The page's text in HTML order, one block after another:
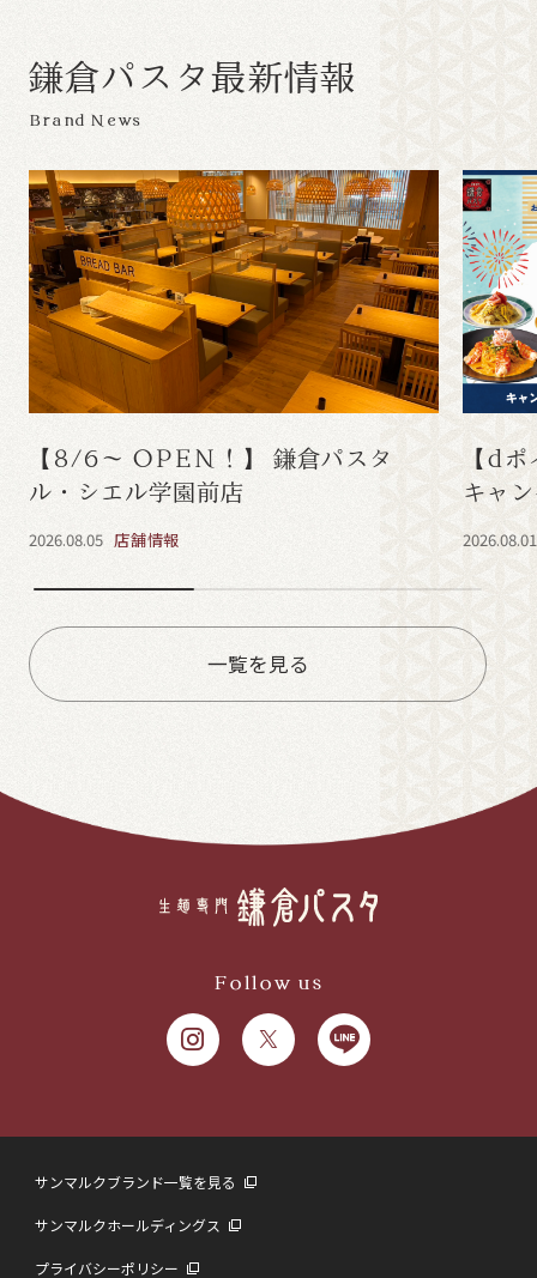
鎌倉パ ス タ最新情報
Brand News
【8/6～ OPEN！】 鎌倉パスタ
ル・シエル学園前店
2026.08.05 店舗情報
【d
キャ
2026.08.01
一覧を見る
Follow us
サンマルクブランド一覧を見る
サンマルクホールディングス
プライバシーポリシー